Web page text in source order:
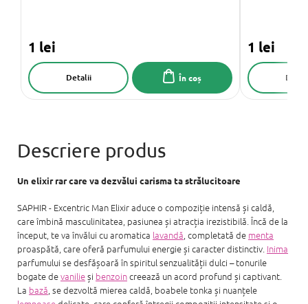
1 lei
În coș
Detalii
1 lei
Un elixir rar care va dezvălui carisma ta strălucitoare
SAPHIR - Excentric Man Elixir aduce o compoziție intensă și caldă,
care îmbină masculinitatea, pasiunea și atracția irezistibilă. Încă de la
început, te va învălui cu aromatica lavandă , completată de menta
proaspătă, care oferă parfumului energie și caracter distinctiv. Inima
parfumului se desfășoară în spiritul senzualității dulci – tonurile
bogate devanilieși benzoincreează un acord profund și captivant.
La bază , se dezvoltă mierea caldă, boabele tonka și nuanțele